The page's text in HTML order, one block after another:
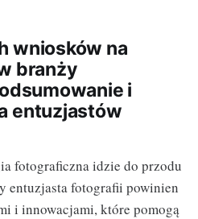
wniosków na
branży
i
entuzjastów
fotograficzna idzie do przodu
entuzjasta fotografii powinien
i innowacjami, które pomogą